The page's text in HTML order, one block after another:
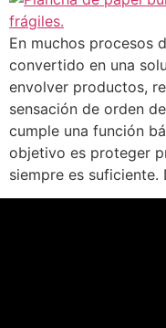
En muchos procesos
convertido en una
envolver productos,
sensación de orden
cumple una función
objetivo es proteger
siempre es